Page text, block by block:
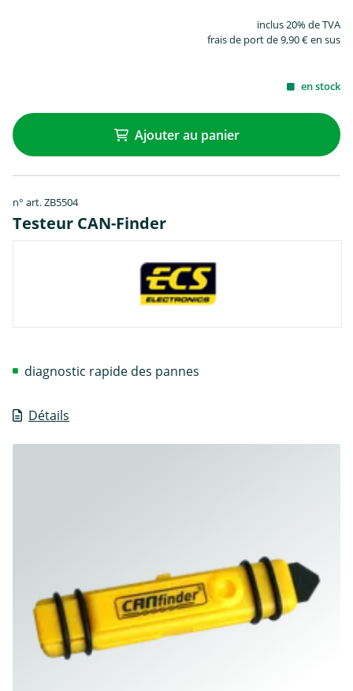
inclus 20% de TVA
frais de port de 9,90 € en sus
en stock
Ajouter au panier
n° art. ZB5504
Testeur CAN-Finder
Détails
diagnostic rapide des pannes